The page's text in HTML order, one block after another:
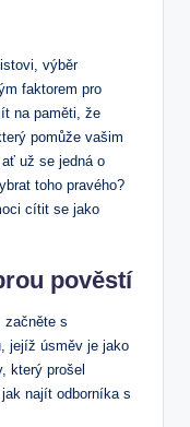
výběr
faktorem pro
na paměti, že
pomůže vašim
už se jedná o
toho pravého?
cítit se jako
pověstí
začněte s
jejíž úsměv je jako
který prošel
najít odborníka s